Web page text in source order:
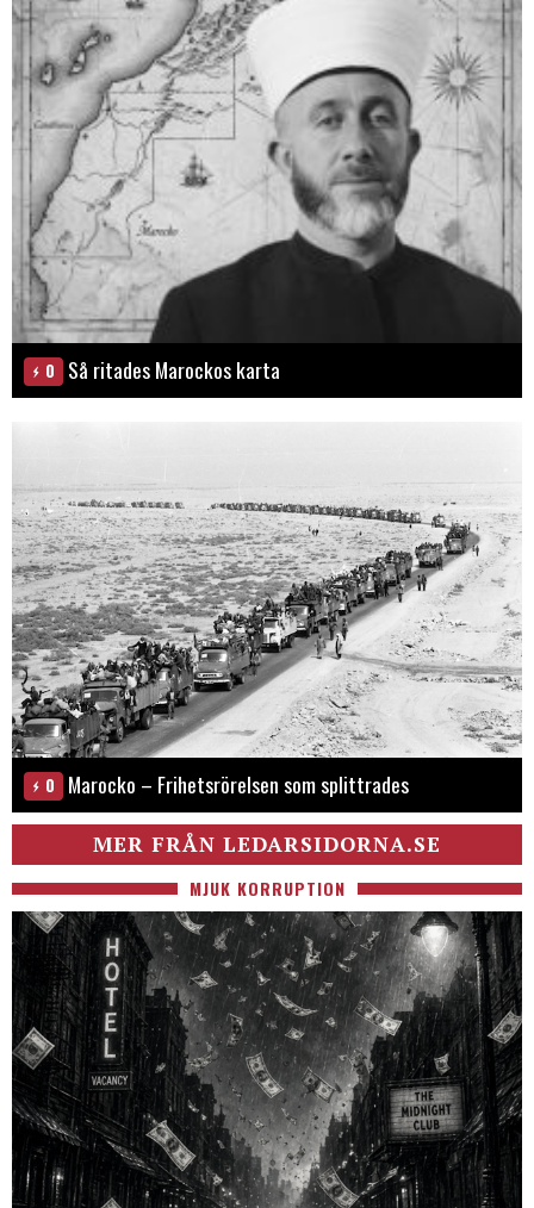
0 Så ritades Marockos karta
0 Marocko – Frihetsrörelsen som splittrades
MER FRÅN LEDARSIDORNA.SE
MJUK KORRUPTION